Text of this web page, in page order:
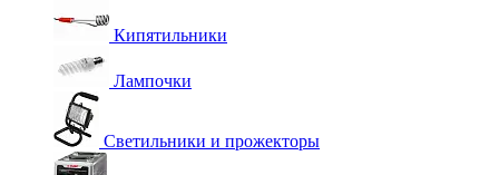
Кипятильники
Лампочки
Светильники и прожекторы